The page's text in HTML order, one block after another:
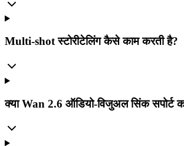
Multi-shot स्टोरीटेलिंग कैसे काम करती है?
क्या Wan 2.6 ऑडियो-विजुअल सिंक सपोर्ट